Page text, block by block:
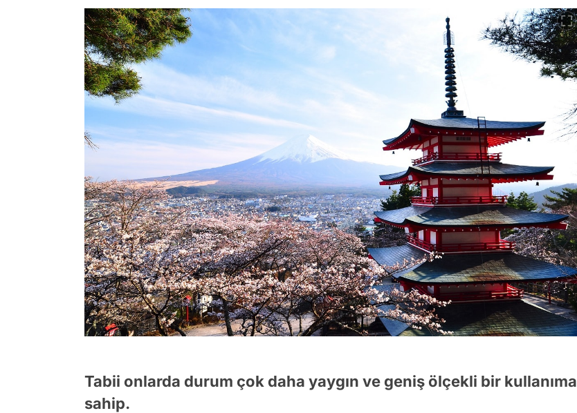
Tabii onlarda durum çok daha yaygın ve geniş ölçekli bir kullanıma
sahip.